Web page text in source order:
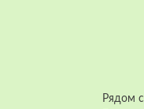
Рядом